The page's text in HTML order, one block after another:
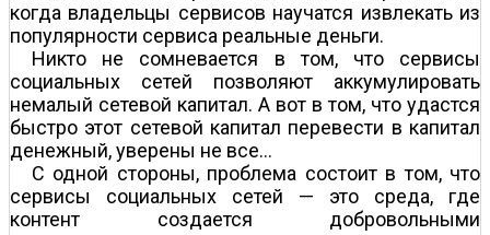
когда владельцы сервисов научатся извлекать из
популярности сервиса реальные деньги.
Никто не сомневается в том, что сервисы
социальных сетей позволяют аккумулировать
немалый сетевой капитал. А вот в том, что удастся
быстро этот сетевой капитал перевести в капитал
денежный, уверены не все…
С одной стороны, проблема состоит в том, что
сервисы социальных сетей — это среда, где
контент создается добровольными